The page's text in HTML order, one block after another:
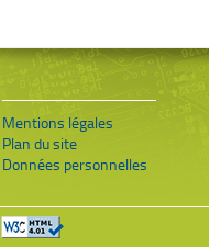
Mentions légales
Plan du site
Données personnelles